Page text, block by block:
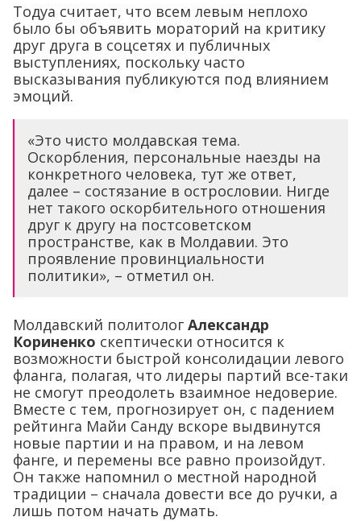
Тодуа считает, что всем левым неплохо
было бы объявить мораторий на критику
друг друга в соцсетях и публичных
выступлениях, поскольку часто
высказывания публикуются под влиянием
эмоций.
«Это чисто молдавская тема.
Оскорбления, персональные наезды на
конкретного человека, тут же ответ,
далее – состязание в острословии. Нигде
нет такого оскорбительного отношения
друг к другу на постсоветском
пространстве, как в Молдавии. Это
проявление провинциальности
политики», – отметил он.
Молдавский политолог Александр
Кориненко скептически относится к
возможности быстрой консолидации левого
фланга, полагая, что лидеры партий все-таки
не смогут преодолеть взаимное недоверие.
Вместе с тем, прогнозирует он, с падением
рейтинга Майи Санду вскоре выдвинутся
новые партии и на правом, и на левом
фанге, и перемены все равно произойдут.
Он также напомнил о местной народной
традиции – сначала довести все до ручки, а
лишь потом начать думать.